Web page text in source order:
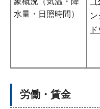
水量・日照時間）
労働・賃金